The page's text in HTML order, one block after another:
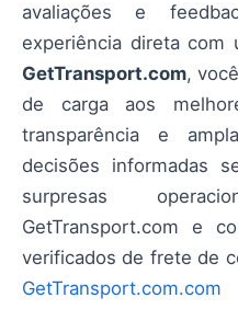
avaliações e
experiência direta com
GetTransport.com,
de carga aos
transparência e
decisões informadas
surpresas
GetTransport.com e
verificados de frete de
GetTransport.com.com